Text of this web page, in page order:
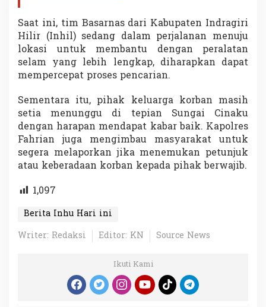
Saat ini, tim Basarnas dari Kabupaten Indragiri
Hilir (Inhil) sedang dalam perjalanan menuju
lokasi untuk membantu dengan peralatan
selam yang lebih lengkap, diharapkan dapat
mempercepat proses pencarian.
Sementara itu, pihak keluarga korban masih
setia menunggu di tepian Sungai Cinaku
dengan harapan mendapat kabar baik. Kapolres
Fahrian juga mengimbau masyarakat untuk
segera melaporkan jika menemukan petunjuk
atau keberadaan korban kepada pihak berwajib.
1,097
Berita Inhu Hari ini
Writer: Redaksi
Editor: KN Source News
Ikuti Kami